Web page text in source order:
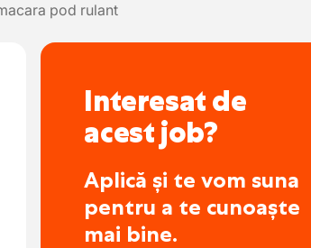
pod rulant
Interesat de
acest job?
Aplică și te vom suna
pentru a te cunoaște
mai bine.